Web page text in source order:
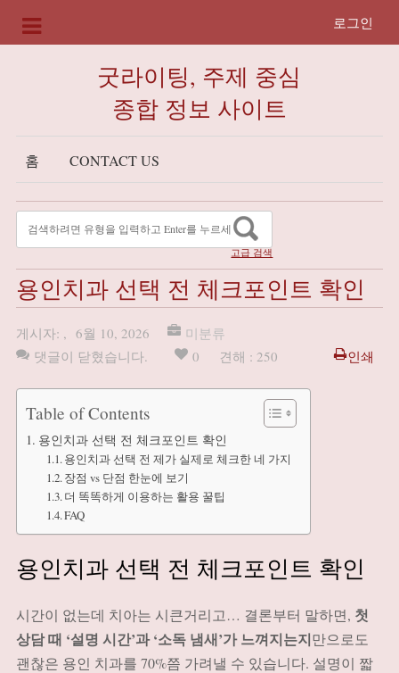
로그인
굿라이팅, 주제 중심
종합 정보 사이트
홈 CONTACT US
고급 검색
용인치과 선택 전 체크포인트 확인
게시자: , 6월 10, 2026
미분류
댓글이 닫혔습니다.
0 견해 : 250 인쇄
Table of Contents
용인치과 선택 전 체크포인트 확인
용인치과 선택 전 제가 실제로 체크한 네 가지
장점 vs 단점 한눈에 보기
더 똑똑하게 이용하는 활용 꿀팁
FAQ
용인치과 선택 전 체크포인트 확인
시간이 없는데 치아는 시큰거리고… 결론부터 말하면, 첫
상담 때 ‘설명 시간’과 ‘소독 냄새’가 느껴지는지만으로도
괜찮은 용인 치과를 70%쯤 가려낼 수 있습니다. 설명이 짧